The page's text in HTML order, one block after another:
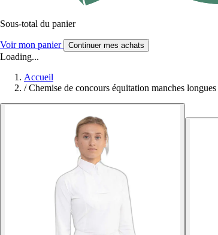
Sous-total du panier
Voir mon panier Continuer mes achats
Loading...
Accueil
/ Chemise de concours équitation manches